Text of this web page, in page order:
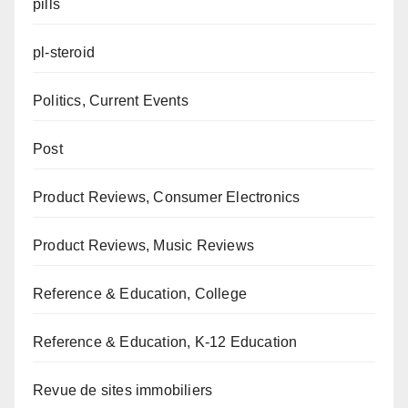
pills
pl-steroid
Politics, Current Events
Post
Product Reviews, Consumer Electronics
Product Reviews, Music Reviews
Reference & Education, College
Reference & Education, K-12 Education
Revue de sites immobiliers